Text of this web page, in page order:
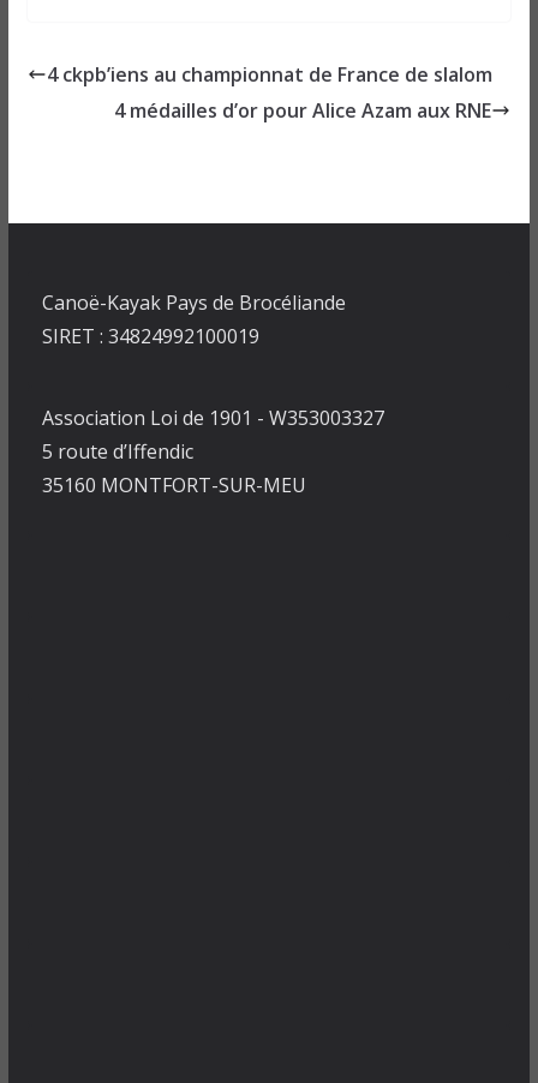
4 ckpb’iens au championnat de France de slalom
4 médailles d’or pour Alice Azam aux RNE
Canoë-Kayak Pays de Brocéliande
SIRET : 34824992100019
Association Loi de 1901 - W353003327
5 route d’Iffendic
35160 MONTFORT-SUR-MEU